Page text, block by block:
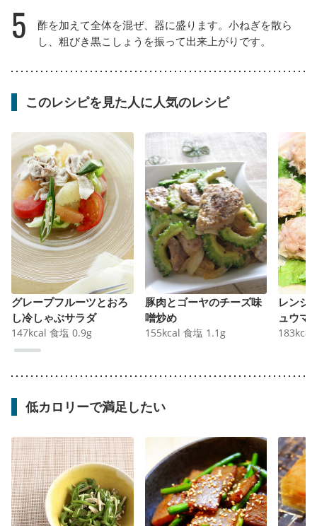
5
酢を加えて全体を混ぜ、器に盛ります。小ねぎを散ら
し、粗びき黒こしょうを振って出来上がりです。
このレシピを見た人に人気のレシピ
グレープフルーツとおろ
し冷しゃぶサラダ
147kcal 食塩 0.9g
豚肉とゴーヤのチーズ味
噌炒め
155kcal 食塩 1.1 g
レンジ
ュウマ
183kcal
低カロリーで満足したい